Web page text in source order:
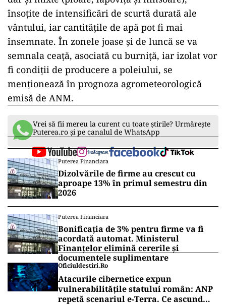
însoţite de intensificări de scurtă durată ale
vântului, iar cantităţile de apă pot fi mai
însemnate. În zonele joase şi de luncă se va
semnala ceaţă, asociată cu burniţă, iar izolat vor
fi condiţii de producere a poleiului, se
menţionează în prognoza agrometeorologică
emisă de ANM.
Vrei să fii mereu la curent cu toate știrile? Urmărește
Puterea.ro și pe canalul de WhatsApp
Puterea Financiara
Dizolvările de firme au crescut cu
aproape 13% în primul semestru din
2026
Puterea Financiara
Bonificația de 3% pentru firme va fi
acordată automat. Ministerul
Finanțelor elimină cererile și
documentele suplimentare
Oficiuldestiri.ro
Atacurile cibernetice expun
vulnerabilitățile statului român: ANP
repetă scenariul e‑Terra. Ce ascund